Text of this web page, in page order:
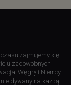
czasu zajmujemy się
zadowolonych
Węgry i Niemcy.
dywany na każdą